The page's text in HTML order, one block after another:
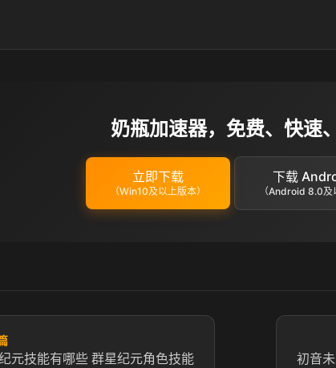
奶瓶加速器，免费、快速
立即下载
（Win10及以上版本）
下载
（Android 8.0及
元技能有哪些 群星纪元角色技能
初音